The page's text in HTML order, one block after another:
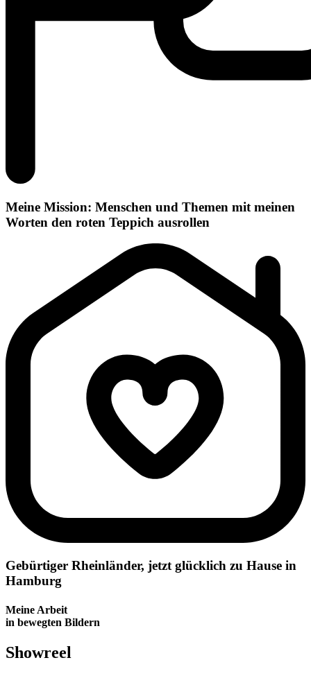
Meine Mission: Menschen und Themen mit meinen
Worten den roten Teppich ausrollen
Gebürtiger Rheinländer, jetzt glücklich zu Hause in
Hamburg​
Meine Arbeit
in bewegten Bildern
Showreel